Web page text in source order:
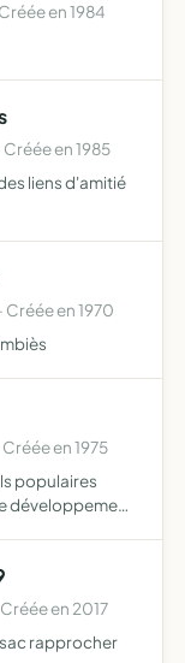
en 1984
Créée en 1985
liens d'amitié
Créée en 1970
en 1975
populaires
développement
en 2017
rapprocher